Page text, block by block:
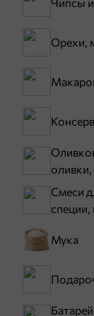
Орехи,
Смеси
Мука